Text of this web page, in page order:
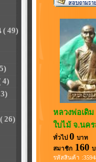
49)
4)
26)
หลวงพ่อเดิม
ใบไม้ จ.นค
ทั่วไป 0 บาท
สมาชิก160
รหัสสินค้า